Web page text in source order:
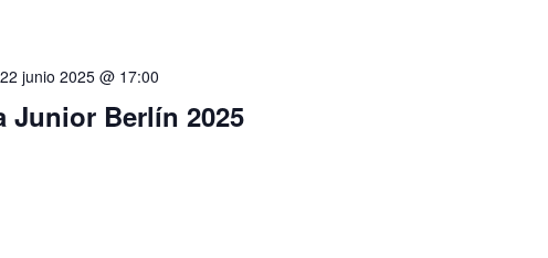
Junior Berlín 2025
22 junio 2025 @ 17:00